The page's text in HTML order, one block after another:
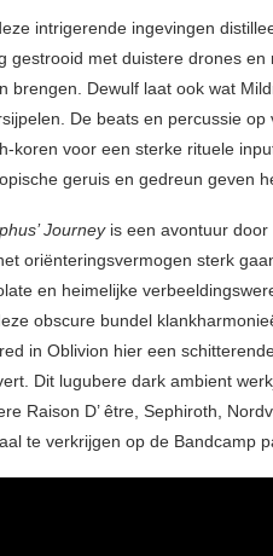
intrigerende ingevingen
gestrooid met duistere drones
brengen. Dewulf laat ook wat
De beats en percussie
koren voor een sterke rituele
geruis en gedreun geven
Journey is een avontuur
oriënteringsvermogen sterk
en heimelijke
obscure bundel
in Oblivion hier een
Dit lugubere dark ambient
Raison D’ être, Sephiroth,
te verkrijgen op de Bandcamp